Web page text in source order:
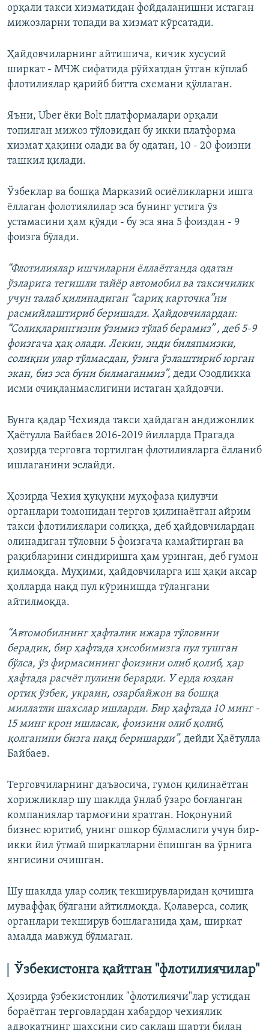
орқали такси хизматидан фойдаланишни истаган
мижозларни топади ва хизмат кўрсатади.
Ҳайдовчиларнинг айтишича, кичик хусусий
ширкат - МЧЖ сифатида рўйхатдан ўтган кўплаб
флотилиялар қарийб битта схемани қўллаган.
Яъни, Uber ёки Bolt платформалари орқали
топилган мижоз тўловидан бу икки платформа
хизмат ҳақини олади ва бу одатан, 10 - 20 фоизни
ташкил қилади.
Ўзбеклар ва бошқа Марказий осиёликларни ишга
ёллаган фолотиялилар эса бунинг устига ўз
устамасини ҳам қўяди - бу эса яна 5 фоиздан - 9
фоизга бўлади.
“Флотилиялар ишчиларни ёллаётганда одатан
ўзларига тегишли тайёр автомобил ва таксичилик
учун талаб қилинадиган “сариқ карточка”ни
расмийлаштириб беришади. Ҳайдовчилардан:
“Солиқларингизни ўзимиз тўлаб берамиз” , деб 5-9
фоизгача ҳақ олади. Лекин, энди биляпмизки,
солиқни улар тўлмасдан, ўзига ўзлаштириб юрган
экан, биз эса буни билмаганмиз”, деди Озодликка
исми очиқланмаслигини истаган ҳайдовчи.
Бунга қадар Чехияда такси ҳайдаган андижонлик
Ҳаётулла Байбаев 2016-2019 йилларда Прагада
ҳозирда терговга тортилган флотилияларга ёлланиб
ишлаганини эслайди.
Ҳозирда Чехия ҳуқуқни муҳофаза қилувчи
органлари томонидан тергов қилинаётган айрим
такси флотилиялари солиққа, деб ҳайдовчилардан
олинадиган тўловни 5 фоизгача камайтирган ва
рақибларини синдиришга ҳам уринган, деб гумон
қилмоқда. Муҳими, ҳайдовчиларга иш ҳақи аксар
ҳолларда нақд пул кўринишда тўлангани
айтилмоқда.
“Автомобилнинг ҳафталик ижара тўловини
берадик, бир ҳафтада ҳисобимизга пул тушган
бўлса, ўз фирмасининг фоизини олиб қолиб, ҳар
ҳафтада расчёт пулини берарди. У ерда юздан
ортиқ ўзбек, украин, озарбайжон ва бошқа
миллатли шахслар ишларди. Бир ҳафтада 10 минг -
15 минг крон ишласак, фоизини олиб қолиб,
қолганини бизга нақд беришарди”, дейди Ҳаётулла
Байбаев.
Терговчиларнинг даъвосича, гумон қилинаётган
хорижликлар шу шаклда ўнлаб ўзаро боғланган
компаниялар тармоғини яратган. Ноқонуний
бизнес юритиб, унинг ошкор бўлмаслиги учун бир-
икки йил ўтмай ширкатларни ёпишган ва ўрнига
янгисини очишган.
Шу шаклда улар солиқ текширувларидан қочишга
муваффақ бўлгани айтилмоқда. Қолаверса, солиқ
органлари текширув бошлаганида ҳам, ширкат
амалда мавжуд бўлмаган.
Ўзбекистонга қайтган "флотилиячилар"
Ҳозирда ўзбекистонлик "флотилиячи"лар устидан
бораётган терговлардан хабардор чехиялик
адвокатнинг шахсини сир сақлаш шарти билан